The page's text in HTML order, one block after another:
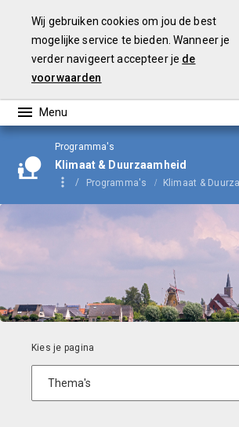
Wij gebruiken cookies om jou de best
mogelijke service te bieden. Wanneer je
verder navigeert accepteer je de
voorwaarden
Programma's
Klimaat & Duurzaamheid
Programma's
Klimaat &
Thema's